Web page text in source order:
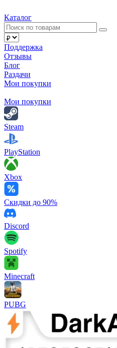
Каталог
Поддержка
Отзывы
Блог
Раздачи
Мои покупки
Мои покупки
Steam
PlayStation
Xbox
Скидки до 90%
Discord
Spotify
Minecraft
PUBG